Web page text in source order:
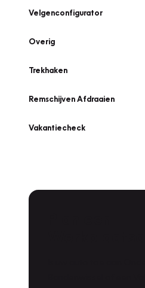
Velgenconfigurator
Overig
Trekhaken
Remschijven Afdraaien
Vakantiecheck